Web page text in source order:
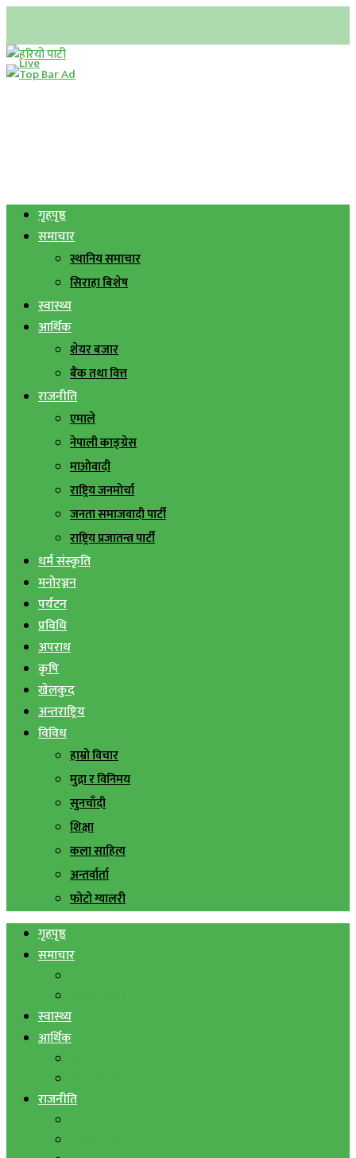
गृहपृष्ठ
समाचार
स्थानिय समाचार
सिराहा बिशेष
स्वास्थ्य
आर्थिक
शेयर बजार
बैंक तथा वित्त
राजनीति
एमाले
नेपाली काङ्ग्रेस
माओवादी
राष्ट्रिय जनमोर्चा
जनता समाजवादी पार्टी
राष्ट्रिय प्रजातन्त्र पार्टी
धर्म संस्कृति
मनोरञ्जन
पर्यटन
प्रविधि
अपराध
कृषि
खेलकुद
अन्तराष्ट्रिय
विविध
हाम्रो विचार
मुद्रा र विनिमय
सुनचाँदी
शिक्षा
कला साहित्य
अन्तर्वार्ता
फोटो ग्यालरी
गृहपृष्ठ
समाचार
स्वास्थ्य
आर्थिक
राजनीति